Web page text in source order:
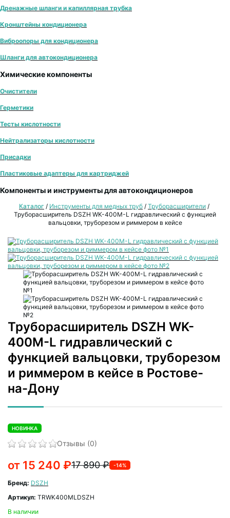
Дренажные шланги и капиллярная трубка
Кронштейны кондиционера
Виброопоры для кондиционера
Шланги для автокондиционера
Химические компоненты
Очистители
Герметики
Тесты кислотности
Нейтрализаторы кислотности
Присадки
Пластиковые адаптеры для картриджей
Компоненты и инструменты для автокондиционеров
Каталог / Инструменты для медных труб / Труборасширители /
Труборасширитель DSZH WK-400M-L гидравлический с функцией
вальцовки, труборезом и риммером в кейсе
Труборасширитель DSZH WK-
400M-L гидравлический с
функцией вальцовки, труборезом
и риммером в кейсе в Ростове-
на-Дону
НОВИНКА
Отзывы (0)
17 890 ₽
от 15 240 ₽ -14%
Бренд: DSZH
Артикул: TRWK400MLDSZH
В наличии